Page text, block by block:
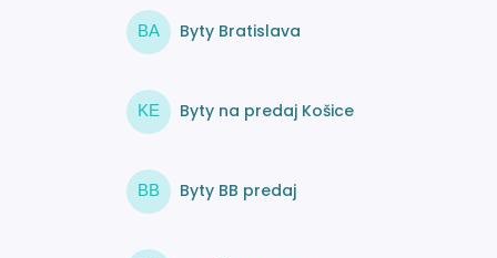
BA Byty Bratislava
KE Byty na predaj Košice
BB Byty BB predaj